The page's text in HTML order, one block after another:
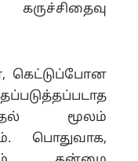
கெட்டுப்போன
மூலம்
பொதுவாக,